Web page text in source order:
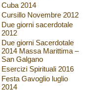
Cuba 2014
Cursillo Novembre 2012
Due giorni sacerdotale
2012
Due giorni Sacerdotale
2014 Massa Marittima –
San Galgano
Esercizi Spirituali 2016
Festa Gavoglio luglio
2014